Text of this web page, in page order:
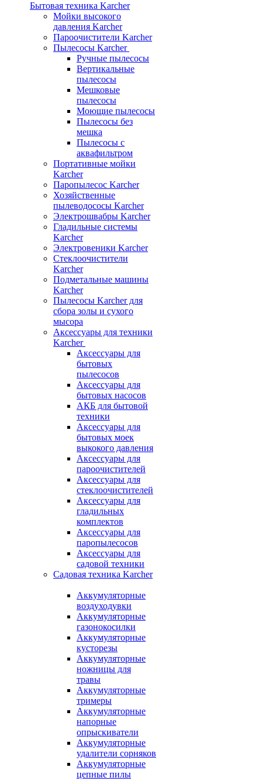
Бытовая техника Karcher
Мойки высокого
давления Karcher
Пароочистители Karcher
Пылесосы Karcher
Ручные пылесосы
Вертикальные
пылесосы
Мешковые
пылесосы
Моющие пылесосы
Пылесосы без
мешка
Пылесосы с
аквафильтром
Портативные мойки
Karcher
Паропылесос Karcher
Хозяйственные
пылеводососы Karcher
Электрошвабры Karcher
Гладильные системы
Karcher
Электровеники Karcher
Стеклоочистители
Karcher
Подметальные машины
Karcher
Пылесосы Karcher для
сбора золы и сухого
мысора
Аксессуары для техники
Karcher
Аксессуары для
бытовых
пылесосов
Аксессуары для
бытовых насосов
АКБ для бытовой
техники
Аксессуары для
бытовых моек
выкокого давления
Аксессуары для
пароочистителей
Аксессуары для
стеклоочистителей
Аксессуары для
гладильных
комплектов
Аксессуары для
паропылесосов
Аксессуары для
садовой техники
Садовая техника Karcher
Аккумуляторные
воздуходувки
Аккумуляторные
газонокосилки
Аккумуляторные
кусторезы
Аккумуляторные
ножницы для
травы
Аккумуляторные
тримеры
Аккумуляторные
напорные
опрыскиватели
Аккумуляторные
удалители сорняков
Аккумуляторные
цепные пилы